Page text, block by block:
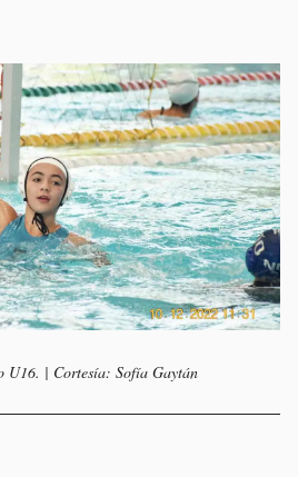
U16. | Cortesía: Sofía Gaytán